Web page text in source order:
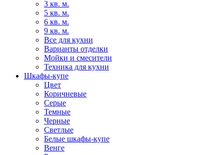
3 кв. м.
5 кв. м.
6 кв. м.
9 кв. м.
Все для кухни
Варианты отделки
Мойки и смесители
Техника для кухни
Шкафы-купе
Цвет
Коричневые
Серые
Темные
Черные
Светлые
Белые шкафы-купе
Венге